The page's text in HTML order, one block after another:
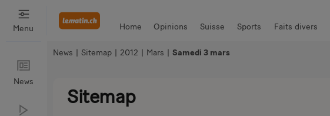
Menu
News
Home Opinions Suisse Sports Faits divers
Bien Manger Auto & Moto
News | Sitemap | 2012 | Mars | Samedi 3 mars
Sitemap